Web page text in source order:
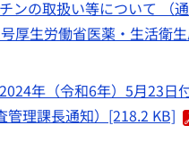
ンの取扱い等について （通
厚生労働省医薬・生活衛
年（令和6年）5月23日
理課長通知）[218.2 KB]